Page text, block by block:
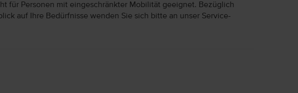
für Personen mit eingeschränkter Mobilität geeignet. Bezüglich
auf Ihre Bedürfnisse wenden Sie sich bitte an unser Service-